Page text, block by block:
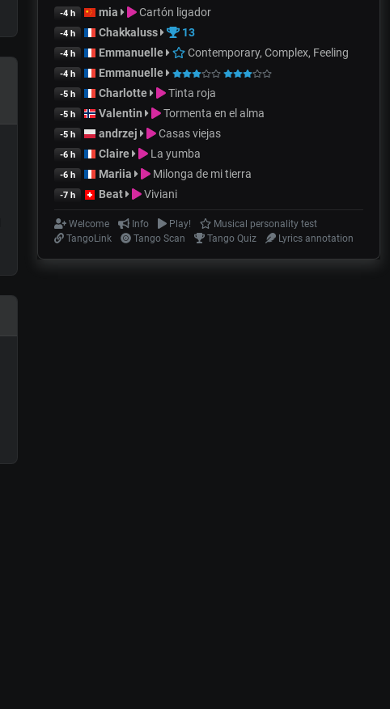
-4 h mia Cartón ligador
-4 h Chakkaluss 13
-4 h Emmanuelle Contemporary, Complex, Feeling
-4 h Emmanuelle
-5 h Charlotte Tinta roja
-5 h Valentin Tormenta en el alma
-5 h andrzej Casas viejas
-6 h Claire La yumba
-6 h Mariia Milonga de mi tierra
-7 h Beat Viviani
Welcome Info Play!
Musical personality test
TangoLink
Tango Scan Tango Quiz Lyrics annotation